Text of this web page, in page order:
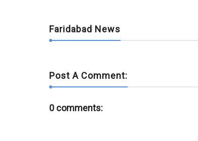
Faridabad News
Post A Comment:
0 comments: